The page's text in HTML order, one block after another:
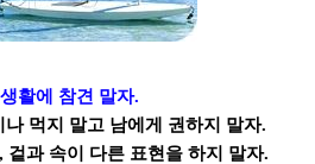
활에 참견 말자.
먹지 말고 남에게 권하지 말자.
겉과 속이 다른 표현을 하지 말자.